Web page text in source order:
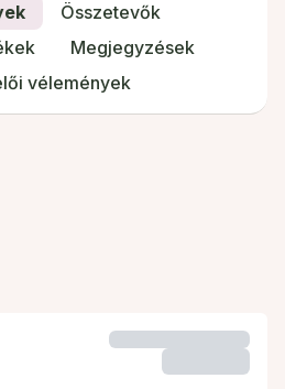
Összetevők
Megjegyzések
vélemények